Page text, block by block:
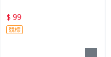
$ 99
競標